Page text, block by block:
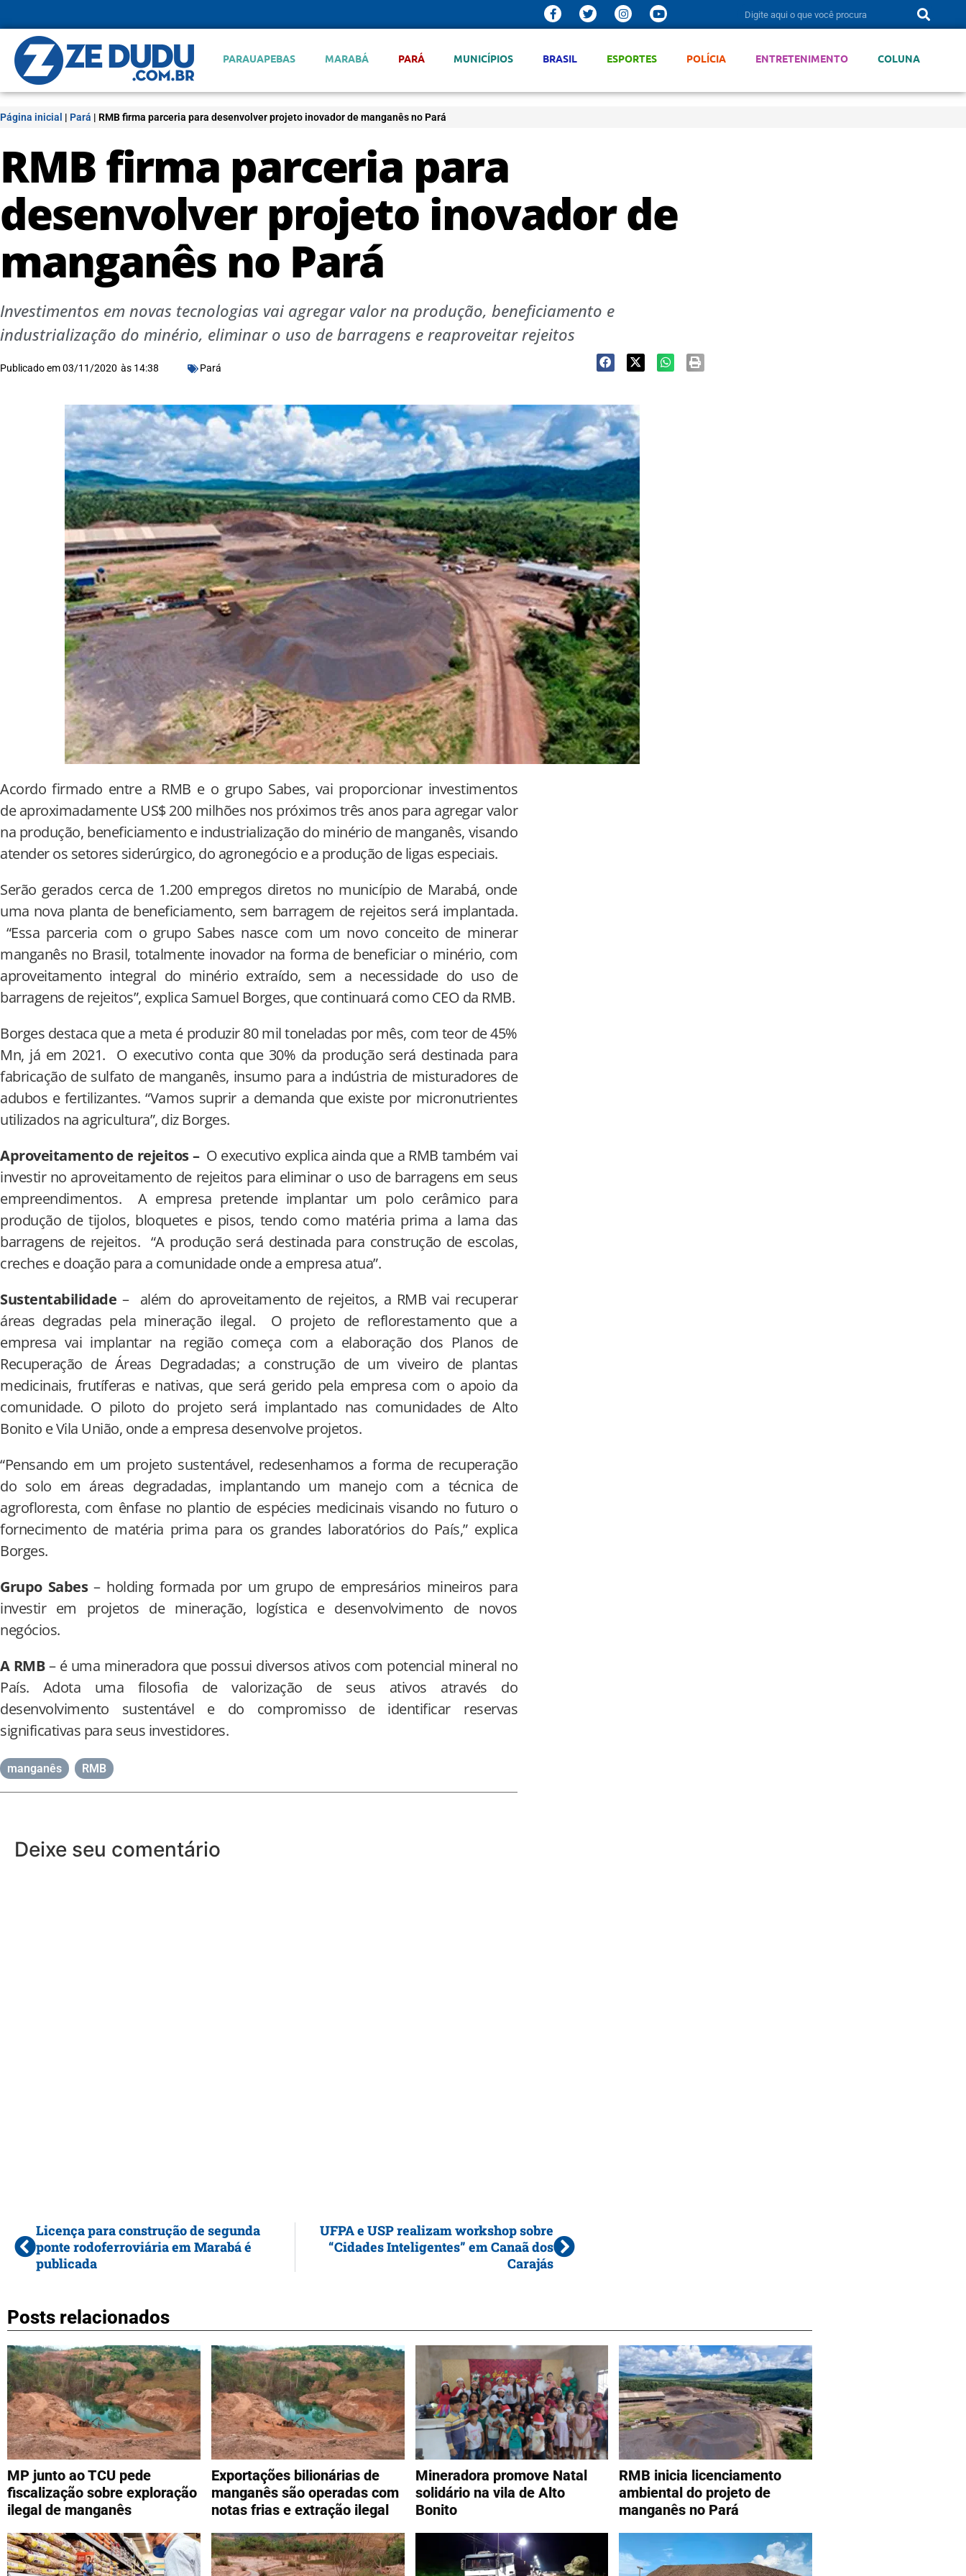
PARAUAPEBAS MARABÁ PARÁ MUNICÍPIOS BRASIL ESPORTES POLÍCIA ENTRETENIMENTO COLUNA
Página inicial | Pará | RMB firma parceria para desenvolver projeto inovador de manganês no Pará
RMB firma parceria para
desenvolver projeto inovador de
manganês no Pará
Investimentos em novas tecnologias vai agregar valor na produção, beneficiamento e
industrialização do minério, eliminar o uso de barragens e reaproveitar rejeitos
Publicado em03/11/2020 às 14:38 Pará
Acordo firmado entre a RMB e o grupo Sabes, vai proporcionar investimentos
de aproximadamente US$ 200 milhões nos próximos três anos para agregar valor
na produção, beneficiamento e industrialização do minério de manganês, visando
atender os setores siderúrgico, do agronegócio e a produção de ligas especiais.
Serão gerados cerca de 1.200 empregos diretos no município de Marabá, onde
uma nova planta de beneficiamento, sem barragem de rejeitos será implantada.
“Essa parceria com o grupo Sabes nasce com um novo conceito de minerar
manganês no Brasil, totalmente inovador na forma de beneficiar o minério, com
aproveitamento integral do minério extraído, sem a necessidade do uso de
barragens de rejeitos”, explica Samuel Borges, que continuará como CEO da RMB.
Borges destaca que a meta é produzir 80 mil toneladas por mês, com teor de 45%
Mn, já em 2021. O executivo conta que 30% da produção será destinada para
fabricação de sulfato de manganês, insumo para a indústria de misturadores de
adubos e fertilizantes. “Vamos suprir a demanda que existe por micronutrientes
utilizados na agricultura”, diz Borges.
Aproveitamento de rejeitos –O executivo explica ainda que a RMB também vai
investir no aproveitamento de rejeitos para eliminar o uso de barragens em seus
empreendimentos. A empresa pretende implantar um polo cerâmico para
produção de tijolos, bloquetes e pisos, tendo como matéria prima a lama das
barragens de rejeitos. “A produção será destinada para construção de escolas,
creches e doação para a comunidade onde a empresa atua”.
Sustentabilidade – além do aproveitamento de rejeitos, a RMB vai recuperar
áreas degradas pela mineração ilegal. O projeto de reflorestamento que a
empresa vai implantar na região começa com a elaboração dos Planos de
Recuperação de Áreas Degradadas; a construção de um viveiro de plantas
medicinais, frutíferas e nativas, que será gerido pela empresa com o apoio da
comunidade. O piloto do projeto ­será implantado nas comunidades de Alto
Bonito e Vila União, onde a empresa desenvolve projetos.
“Pensando em um projeto sustentável, redesenhamos a forma de recuperação
do solo em áreas degradadas, implantando um manejo com a técnica de
agrofloresta, com ênfase no plantio de espécies medicinais visando no futuro o
fornecimento de matéria prima para os grandes laboratórios do País,” explica
Borges.
Grupo Sabes– holding formada por um grupo de empresários mineiros para
investir em projetos de mineração, logística e desenvolvimento de novos
negócios.
A RMB– é uma mineradora que possui diversos ativos com potencial mineral no
País. Adota uma filosofia de valorização de seus ativos através do
desenvolvimento sustentável e do compromisso de identificar reservas
significativas para seus investidores.
manganês RMB
Deixe seu comentário
Licença para construção de segunda
ponte rodoferroviária em Marabá é
publicada
UFPA e USP realizam workshop sobre
“Cidades Inteligentes” em Canaã dos
Carajás
Posts relacionados
MP junto ao TCU pede
fiscalização sobre exploração
ilegal de manganês
Exportações bilionárias de
manganês são operadas com
notas frias e extração ilegal
Mineradora promove Natal
solidário na vila de Alto
Bonito
RMB inicia licenciamento
ambiental do projeto de
manganês no Pará